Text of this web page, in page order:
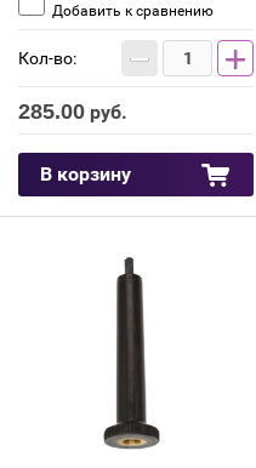
Добавить к сравнению
Кол-во: − +
285.00 руб.
В корзину